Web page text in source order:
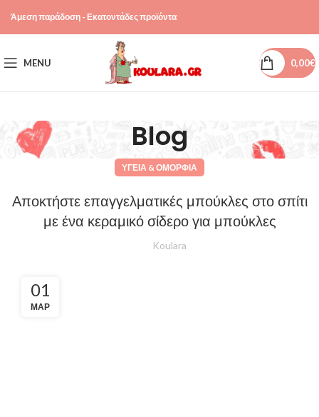
Άμεση παράδοση - Εκατοντάδες προϊόντα
MENU 0,00€
Blog
ΥΓΕΊΑ & ΟΜΟΡΦΙΆ
Αποκτήστε επαγγελματικές μπούκλες στο σπίτι
με ένα κεραμικό σίδερο για μπούκλες
Koulara
01
ΜΑΡ